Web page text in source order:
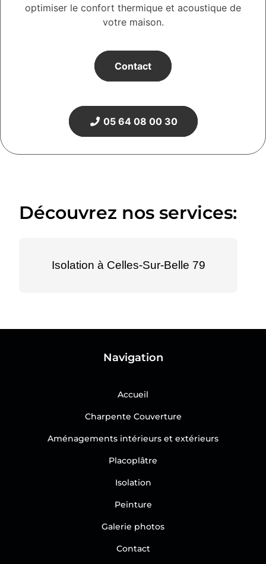
optimiser le confort thermique et acoustique de
votre maison.
Contact
05 64 08 00 30
Découvrez nos services:
Isolation à Celles-Sur-Belle 79
Navigation
Accueil
Charpente Couverture
Aménagements intérieurs et extérieurs
Placoplâtre
Isolation
Peinture
Galerie photos
Contact